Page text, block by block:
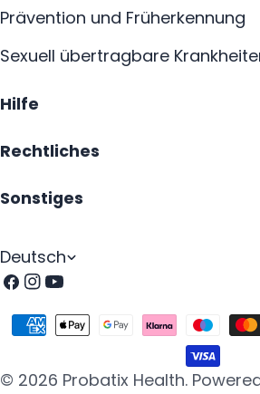
Prävention und Früherkennung
Sexuell übertragbare
Hilfe
Rechtliches
Sonstiges
S
p
a
c
Deutsch
Facebook
Instagram
Youtube
© 2026 Probatix Health.
Zahlungsarten